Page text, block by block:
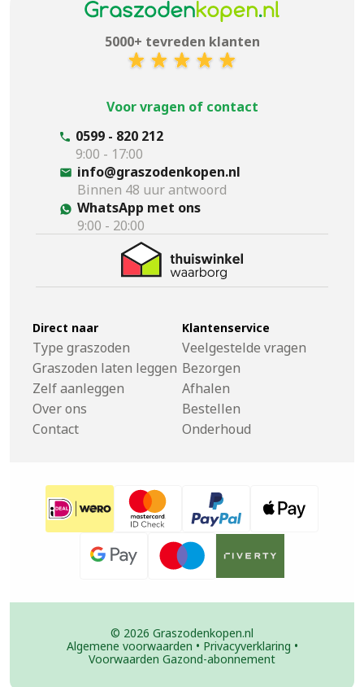
5000+ tevreden klanten
Voor vragen of contact
0599 - 820 212
9:00 - 17:00
info@graszodenkopen.nl
Binnen 48 uur antwoord
WhatsApp met ons
9:00 - 20:00
Direct naar
Type graszoden
Graszoden laten leggen
Zelf aanleggen
Over ons
Contact
Klantenservice
Veelgestelde vragen
Bezorgen
Afhalen
Bestellen
Onderhoud
© 2026 Graszodenkopen.nl
Algemene voorwaarden • Privacyverklaring •
Voorwaarden Gazond-abonnement